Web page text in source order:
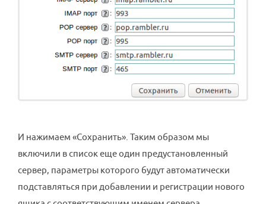
И нажимаем «Сохранить». Таким образом мы
включили в список еще один предустановленный
сервер, параметры которого будут автоматически
подставляться при добавлении и регистрации нового